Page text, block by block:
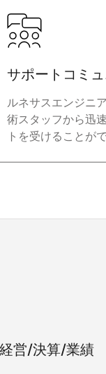
サポートコミ
ルネサスエンジニ
術スタッフから迅
トを受けることが
経営/決算/業績